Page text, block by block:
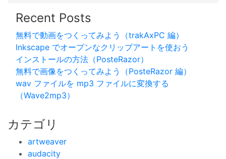
Recent Posts
無料で動画をつくってみよう（trakAxPC 編）
Inkscape でオープンなクリップアートを使おう
インストールの方法（PosteRazor）
無料で画像をつくってみよう（PosteRazor 編）
wav ファイルを mp3 ファイルに変換する
（Wave2mp3）
カテゴリ
artweaver
audacity